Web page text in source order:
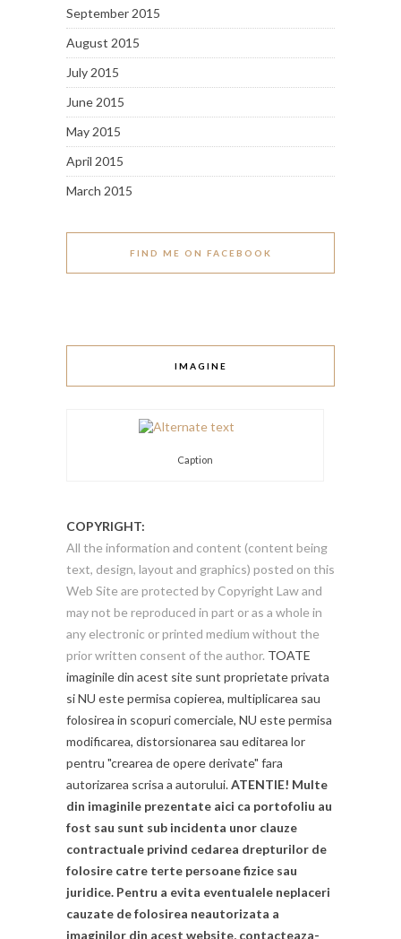
September 2015
August 2015
July 2015
June 2015
May 2015
April 2015
March 2015
FIND ME ON FACEBOOK
IMAGINE
Caption
COPYRIGHT:
All the information and content (content being
text, design, layout and graphics) posted on this
Web Site are protected by Copyright Law and
may not be reproduced in part or as a whole in
any electronic or printed medium without the
prior written consent of the author. TOATE
imaginile din acest site sunt proprietate privata
si NU este permisa copierea, multiplicarea sau
folosirea in scopuri comerciale, NU este permisa
modificarea, distorsionarea sau editarea lor
pentru "crearea de opere derivate" fara
autorizarea scrisa a autorului.ATENTIE! Multe
din imaginile prezentate aici ca portofoliu au
fost sau sunt sub incidenta unor clauze
contractuale privind cedarea drepturilor de
folosire catre terte persoane fizice sau
juridice. Pentru a evita eventualele neplaceri
cauzate de folosirea neautorizata a
imaginilor din acest website, contacteaza-